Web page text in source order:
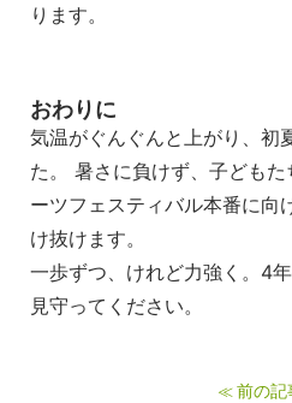
ります。
おわりに
気温がぐんぐんと上がり、初
た。 暑さに負けず、子ども
ーツフェスティバル本番に向
け抜けます。
一歩ずつ、けれど力強く。4
見守ってください。
≪前の記